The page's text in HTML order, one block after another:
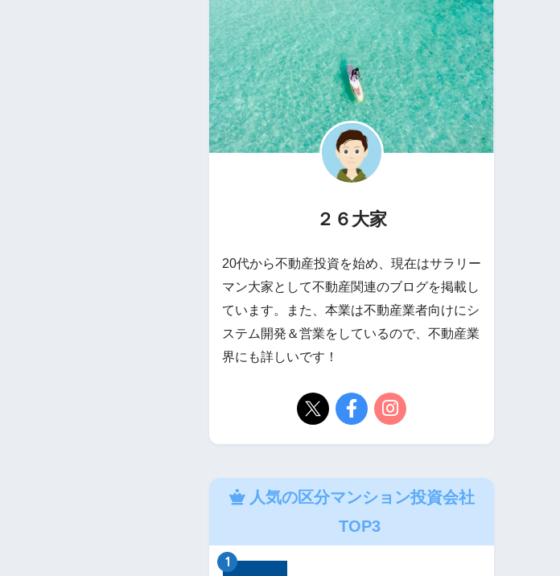
２６大家
20代から不動産投資を始め、現在はサラリー
マン大家として不動産関連のブログを掲載し
ています。また、本業は不動産業者向けにシ
ステム開発＆営業をしているので、不動産業
界にも詳しいです！
人気の区分マンション投資会社
TOP3
1